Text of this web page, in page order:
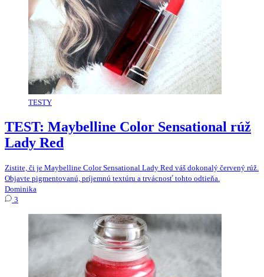
TESTY
TEST: Maybelline Color Sensational rúž
Lady Red
Zistite, či je Maybelline Color Sensational Lady Red váš dokonalý červený rúž.
Objavte pigmentovanú, príjemnú textúru a trvácnosť tohto odtieňa.
Dominika
3